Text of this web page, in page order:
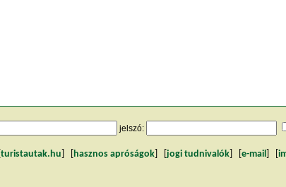
jelszó:
turistautak.hu hasznos apróságok jogi tudnivalók e-mail